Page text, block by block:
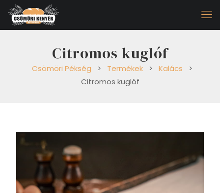
Citromos kuglóf
Csömöri Pékség > Termékek > Kalács
>
Citromos kuglóf